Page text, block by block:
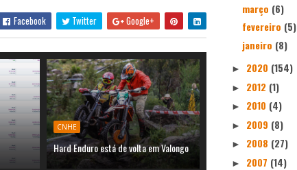
Facebook Twitter Google+
CNHE
Hard Enduro está de volta em Valongo
março (6)
fevereiro (5)
janeiro (8)
► 2020 (154)
► 2012 (1)
► 2010 (4)
► 2009 (8)
► 2008 (27)
► 2007 (14)